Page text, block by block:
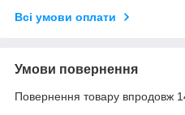
Всі умови оплати
Умови повернення
Повернення товару впродовж